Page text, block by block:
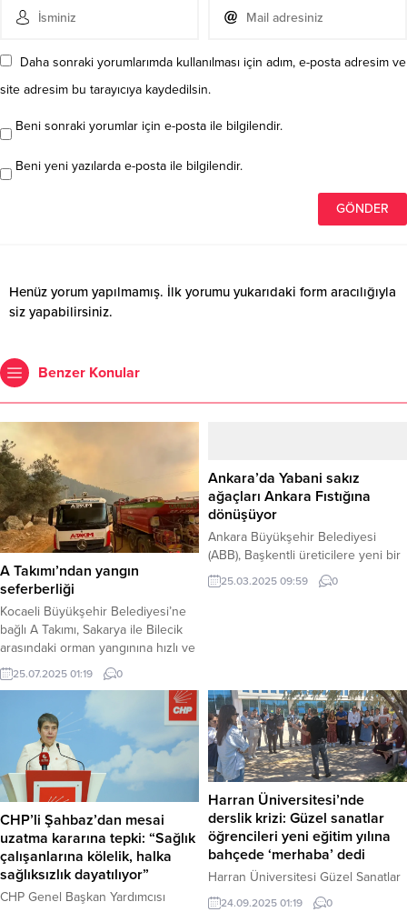
Daha sonraki yorumlarımda kullanılması için adım, e-posta adresim ve
site adresim bu tarayıcıya kaydedilsin.
Beni sonraki yorumlar için e-posta ile bilgilendir.
Beni yeni yazılarda e-posta ile bilgilendir.
Henüz yorum yapılmamış. İlk yorumu yukarıdaki form aracılığıyla
siz yapabilirsiniz.
Benzer Konular
A Takımı’ndan yangın
seferberliği
Kocaeli Büyükşehir Belediyesi’ne
bağlı A Takımı, Sakarya ile Bilecik
arasındaki orman yangınına hızlı ve
etkin müdahalede bulundu. Zorlu
arazi ve hava koşullarında gece
gündüz çalışan ekipler, yangının
yayılmasını engelledi. Müdahale,
bölgedeki söndürme çalışmalarına
önemli katkı sağladı. Kocaeli
Büyükşehir Belediyesi Yol ve
Bakım Dairesi Başkanlığı’na bağlı “A
Takımı”, Sakarya’dan Bilecik’e
sıçrayan...
25.07.2025 01:19 0
Ankara’da Yabani sakız
ağaçları Ankara Fıstığına
dönüşüyor
Ankara Büyükşehir Belediyesi
(ABB), Başkentli üreticilere yeni bir
gelir kapısı oluşturacak önemli bir
projeyi hayata geçiriyor. Beypazarı
ve uygulamalı eğitimler verildi. ABB
Kırsal Hizmetler Daire Başkanlığı
tarafından yürütülen proje,
bölgedeki çiftçilerin ekonomik
kalkınmasına...
25.03.2025 09:59 0
CHP’li Şahbaz’dan mesai
uzatma kararına tepki: “Sağlık
çalışanlarına kölelik, halka
sağlıksızlık dayatılıyor”
CHP Genel Başkan Yardımcısı
Harran Üniversitesi’nde
derslik krizi: Güzel sanatlar
öğrencileri yeni eğitim yılına
bahçede ‘merhaba’ dedi
Harran Üniversitesi Güzel Sanatlar
Fakültesi’nde yeni eğitim-öğretim
24.09.2025 01:19 0